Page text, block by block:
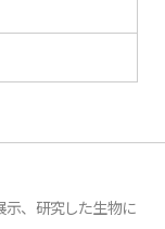
示、研究した生物に